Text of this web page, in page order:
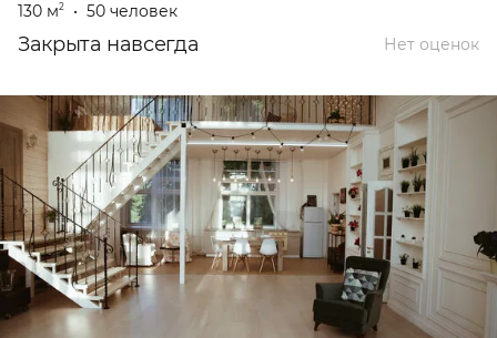
130 м2 • 50 человек
Нет оценок
Закрыта навсегда